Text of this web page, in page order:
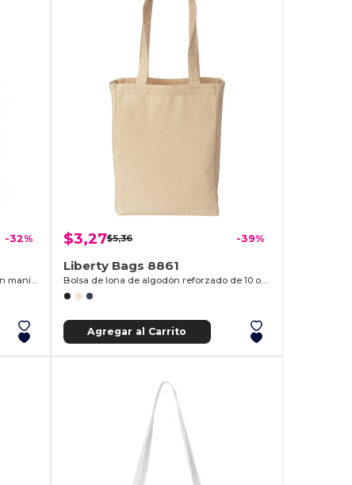
-32%
Bolsa de 11 onzas de color natural con manijas contrastantes
$3,27$5,36 -39%
Liberty Bags 8861
Agregar al Carrito